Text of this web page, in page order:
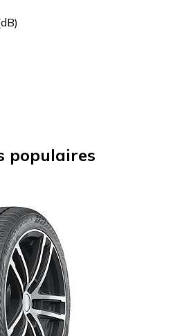
populaires